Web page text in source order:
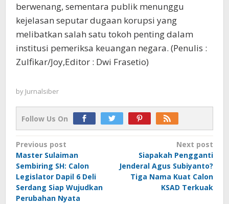
berwenang, sementara publik menunggu
kejelasan seputar dugaan korupsi yang
melibatkan salah satu tokoh penting dalam
institusi pemeriksa keuangan negara. (Penulis :
Zulfikar/Joy,Editor : Dwi Frasetio)
by Jurnalsiber
Follow Us On
Post
navigation
Previous post
Master Sulaiman
Sembiring SH: Calon
Legislator Dapil 6 Deli
Serdang Siap Wujudkan
Perubahan Nyata
Next post
Siapakah Pengganti
Jenderal Agus Subiyanto?
Tiga Nama Kuat Calon
KSAD Terkuak